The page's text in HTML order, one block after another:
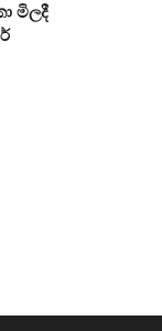
මිලදී